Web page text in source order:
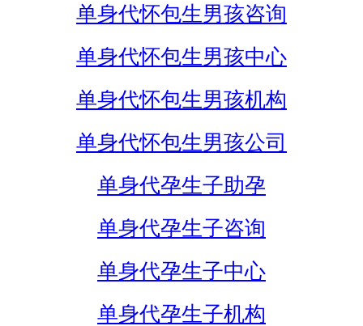
单身代怀包生男孩咨询
单身代怀包生男孩中心
单身代怀包生男孩机构
单身代怀包生男孩公司
单身代孕生子助孕
单身代孕生子咨询
单身代孕生子中心
单身代孕生子机构